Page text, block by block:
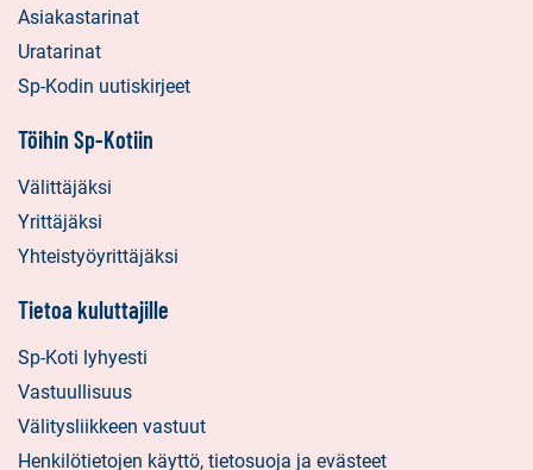
Asiakastarinat
Uratarinat
Sp-Kodin uutiskirjeet
Töihin Sp-Kotiin
Välittäjäksi
Yrittäjäksi
Yhteistyöyrittäjäksi
Tietoa kuluttajille
Sp-Koti lyhyesti
Vastuullisuus
Välitysliikkeen vastuut
Henkilötietojen käyttö, tietosuoja ja evästeet